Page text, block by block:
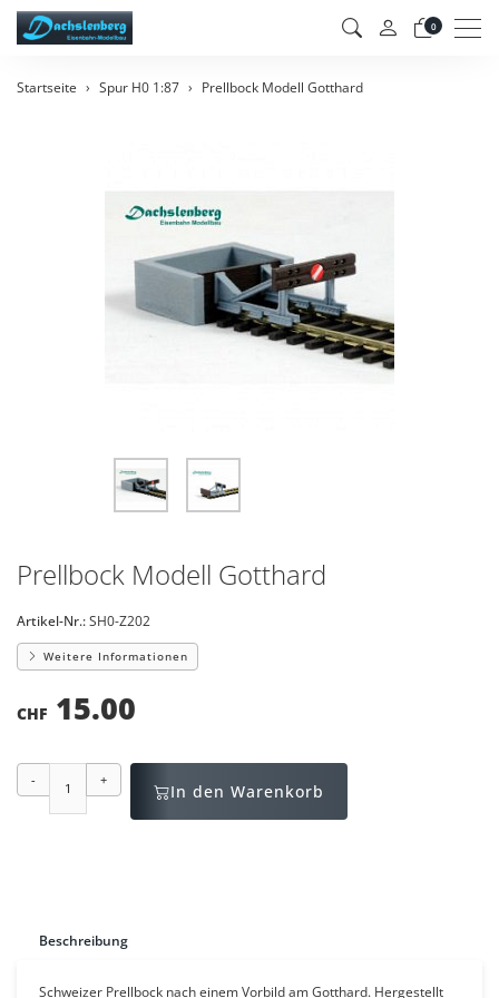
0
Startseite Spur H0 1:87 Prellbock Modell Gotthard
Prellbock Modell Gotthard
Artikel-Nr.:SH0-Z202
Weitere Informationen
CHF 15.00
- +
In den Warenkorb
Beschreibung
Schweizer Prellbock nach einem Vorbild am Gotthard. Hergestellt